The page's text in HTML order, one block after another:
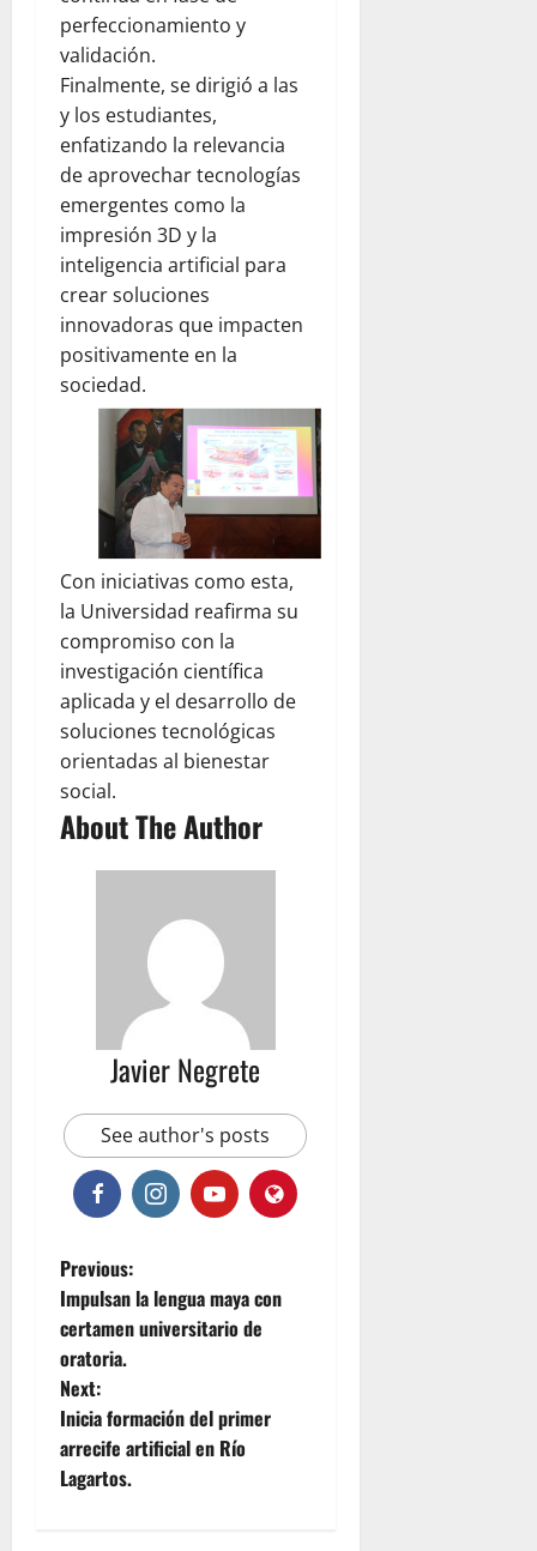
perfeccionamiento y
validación.
Finalmente, se dirigió a las
y los estudiantes,
enfatizando la relevancia
de aprovechar tecnologías
emergentes como la
impresión 3D y la
inteligencia artificial para
crear soluciones
innovadoras que impacten
positivamente en la
sociedad.
Con iniciativas como esta,
la Universidad reafirma su
compromiso con la
investigación científica
aplicada y el desarrollo de
soluciones tecnológicas
orientadas al bienestar
social.
About The Author
Javier Negrete
See author's posts
P
o
s
t
n
Previous:
Impulsan la lengua maya con
certamen universitario de
oratoria.
Next:
Inicia formación del primer
arrecife artificial en Río
Lagartos.